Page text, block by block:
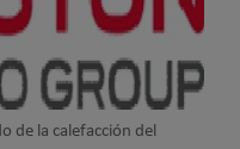
de la calefacción del